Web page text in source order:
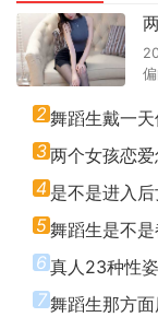
2 舞蹈生戴一
3两个女孩恋
4 是不是进入
5舞蹈生是不
6真人23种性
7舞蹈生那方